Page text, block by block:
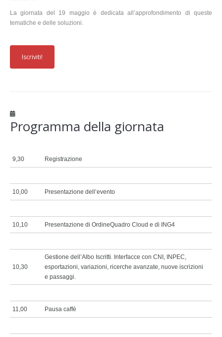
La giornata del 19 maggio è dedicata all’approfondimento di queste
tematiche e delle soluzioni.
Iscriviti!
Programma della giornata
9,30 Registrazione
10,00 Presentazione dell’evento
10,10 Presentazione di OrdineQuadro Cloud e di ING4
10,30
Gestione dell’Albo Iscritti. Interfacce con CNI, INPEC,
esportazioni, variazioni, ricerche avanzate, nuove iscrizioni
e passaggi.
11,00 Pausa caffè